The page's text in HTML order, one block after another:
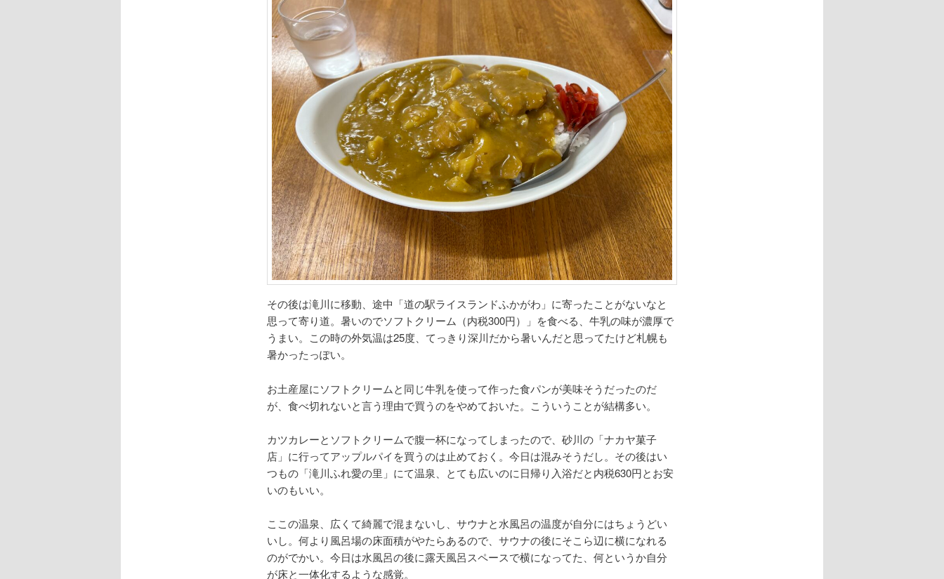
その後は滝川に移動、途中「道の駅ライスランドふかがわ」に寄ったことがないなと
思って寄り道。暑いのでソフトクリーム（内税300円）」を食べる、牛乳の味が濃厚で
うまい。この時の外気温は25度、てっきり深川だから暑いんだと思ってたけど札幌も
暑かったっぽい。
お土産屋にソフトクリームと同じ牛乳を使って作った食パンが美味そうだったのだ
が、食べ切れないと言う理由で買うのをやめておいた。こういうことが結構多い。
カツカレーとソフトクリームで腹一杯になってしまったので、砂川の「ナカヤ菓子
店」に行ってアップルパイを買うのは止めておく。今日は混みそうだし。その後はい
つもの「滝川ふれ愛の里」にて温泉、とても広いのに日帰り入浴だと内税630円とお安
いのもいい。
ここの温泉、広くて綺麗で混まないし、サウナと水風呂の温度が自分にはちょうどい
いし。何より風呂場の床面積がやたらあるので、サウナの後にそこら辺に横になれる
のがでかい。今日は水風呂の後に露天風呂スペースで横になってた、何というか自分
が床と一体化するような感覚。